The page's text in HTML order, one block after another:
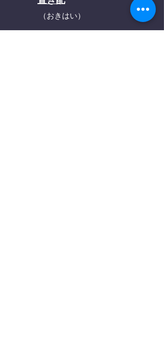
（おきはい）